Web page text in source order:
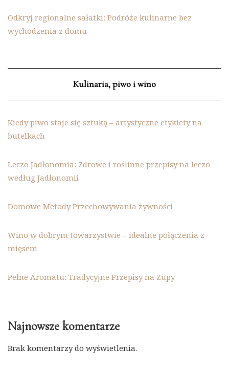
Odkryj regionalne sałatki: Podróże kulinarne bez
wychodzenia z domu
Kulinaria, piwo i wino
Kiedy piwo staje się sztuką – artystyczne etykiety na
butelkach
Leczo Jadłonomia: Zdrowe i roślinne przepisy na leczo
według Jadłonomii
Domowe Metody Przechowywania żywności
Wino w dobrym towarzystwie – idealne połączenia z
mięsem
Pełne Aromatu: Tradycyjne Przepisy na Zupy
Najnowsze komentarze
Brak komentarzy do wyświetlenia.